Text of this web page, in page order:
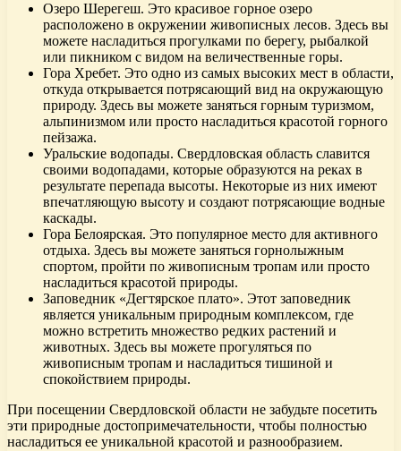
Озеро Шерегеш. Это красивое горное озеро
расположено в окружении живописных лесов. Здесь вы
можете насладиться прогулками по берегу, рыбалкой
или пикником с видом на величественные горы.
Гора Хребет. Это одно из самых высоких мест в области,
откуда открывается потрясающий вид на окружающую
природу. Здесь вы можете заняться горным туризмом,
альпинизмом или просто насладиться красотой горного
пейзажа.
Уральские водопады. Свердловская область славится
своими водопадами, которые образуются на реках в
результате перепада высоты. Некоторые из них имеют
впечатляющую высоту и создают потрясающие водные
каскады.
Гора Белоярская. Это популярное место для активного
отдыха. Здесь вы можете заняться горнолыжным
спортом, пройти по живописным тропам или просто
насладиться красотой природы.
Заповедник «Дегтярское плато». Этот заповедник
является уникальным природным комплексом, где
можно встретить множество редких растений и
животных. Здесь вы можете прогуляться по
живописным тропам и насладиться тишиной и
спокойствием природы.
При посещении Свердловской области не забудьте посетить
эти природные достопримечательности, чтобы полностью
насладиться ее уникальной красотой и разнообразием.